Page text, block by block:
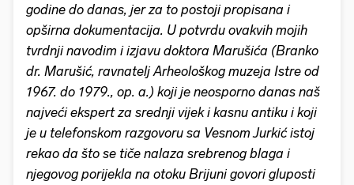
godine do danas, jer za to postoji propisana i
opširna dokumentacija. U potvrdu ovakvih mojih
tvrdnji navodim i izjavu doktora Marušića (Branko
dr. Marušić, ravnatelj Arheološkog muzeja Istre od
1967. do 1979., op. a.) koji je neosporno danas naš
najveći ekspert za srednji vijek i kasnu antiku i koji
je u telefonskom razgovoru sa Vesnom Jurkić istoj
rekao da što se tiče nalaza srebrenog blaga i
njegovog porijekla na otoku Brijuni govori gluposti